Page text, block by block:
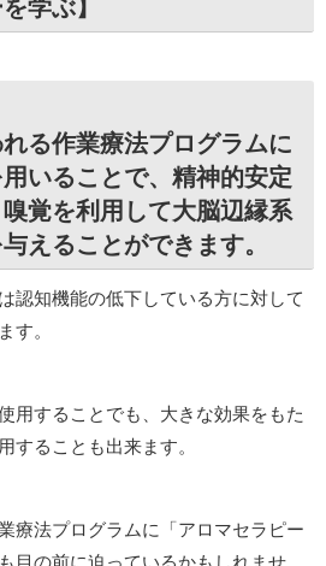
学ぶ】
る作業療法プログラムに
いることで、精神的安定
覚を利用して大脳辺縁系
えることができます。
認知機能の低下している方に対して
す。
用することでも、大きな効果をもた
することも出来ます。
療法プログラムに「アロマセラピー
目の前に迫っているかもしれませ